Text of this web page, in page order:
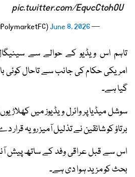
pic.twitter.com/EqvcCtohOU
— Polymarket FC (@PolymarketFC)
June 8, 2026
تاہم اس ویڈیو کے حوالے سے
امریکی حکام کی جانب سے تاحال کوئی
گیا ہے۔
سوشل میڈیا پر وائرل ویڈیوز میں
برتاؤ کو شائقین نے تذلیل آمیز رویہ قرار
اس سے قبل عراقی وفد کے ساتھ پیش
بحث کو مزید ہوا دی ہے۔